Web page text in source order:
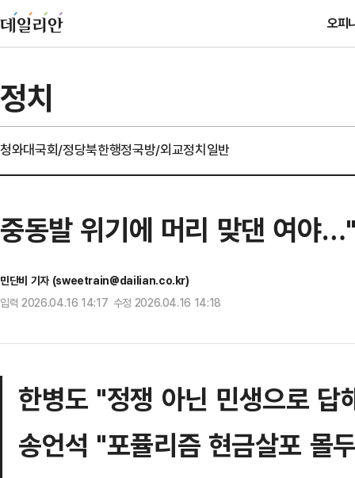
오피
정치
청와대국회/정당북한행정국방/외교정치일반
중동발 위기에 머리 맞댄 여야
민단비 기자 (sweetrain@dailian.co.kr)
입력 2026.04.16 14:17 수정 2026.04.16 14:18
한병도 "정쟁 아닌 민생으로 답
송언석 "포퓰리즘 현금살포 몰